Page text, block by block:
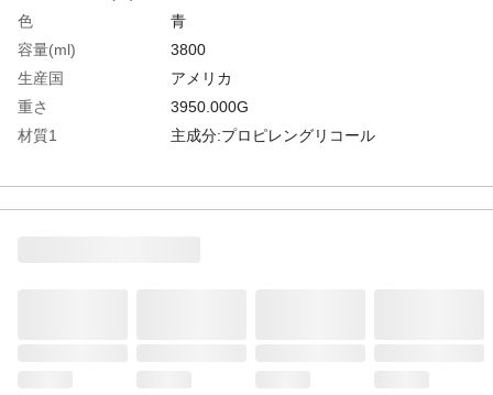
色
青
容量(ml)
3800
生産国
アメリカ
重さ
3950.000G
材質1
主成分:プロピレングリコール